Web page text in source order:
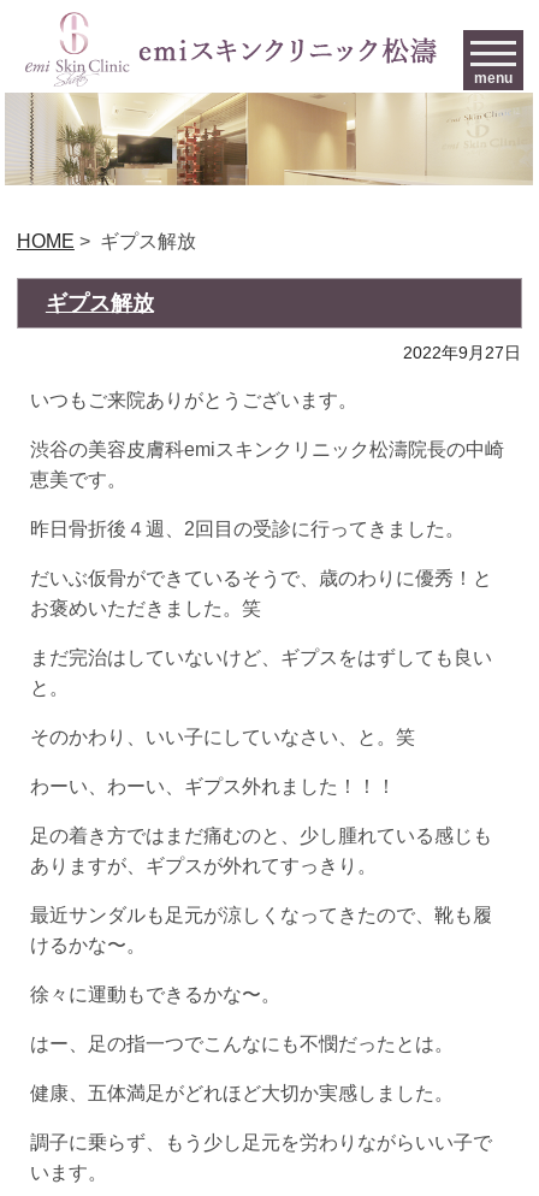
menu
HOME > ギプス解放
ギプス解放
2022年9月27日
いつもご来院ありがとうございます。
渋谷の美容皮膚科emiスキンクリニック松濤院長の中崎
恵美です。
昨日骨折後４週、2回目の受診に行ってきました。
だいぶ仮骨ができているそうで、歳のわりに優秀！と
お褒めいただきました。笑
まだ完治はしていないけど、ギプスをはずしても良い
と。
そのかわり、いい子にしていなさい、と。笑
わーい、わーい、ギプス外れました！！！
足の着き方ではまだ痛むのと、少し腫れている感じも
ありますが、ギプスが外れてすっきり。
最近サンダルも足元が涼しくなってきたので、靴も履
けるかな〜。
徐々に運動もできるかな〜。
はー、足の指一つでこんなにも不憫だったとは。
健康、五体満足がどれほど大切か実感しました。
調子に乗らず、もう少し足元を労わりながらいい子で
います。